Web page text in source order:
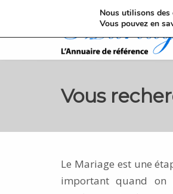
Vous
Le Mariage est une
important quand on
Nous utilisons
Vous pouvez en